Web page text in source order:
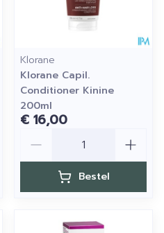
Klorane
Klorane Capil.
Conditioner Kinine
200ml
€ 16,00
Bestel